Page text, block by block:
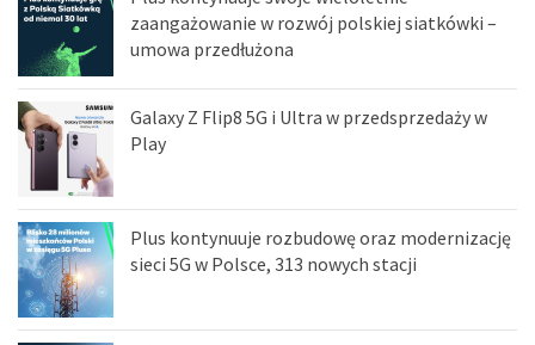
zaangażowanie w rozwój polskiej siatkówki –
umowa przedłużona
Galaxy Z Flip8 5G i Ultra w przedsprzedaży w
Play
Plus kontynuuje rozbudowę oraz modernizację
sieci 5G w Polsce, 313 nowych stacji